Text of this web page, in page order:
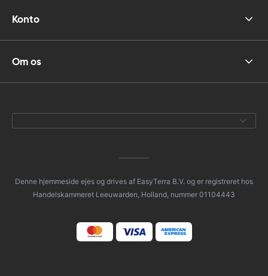
Konto
Om os
Denne hjemmeside ejes og drives af EasyTerra B.V. og er registreret hos
Handelskammeret Leeuwarden, Holland, nummer 01104443